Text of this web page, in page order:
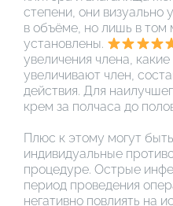
степени, они визуально
в объёме, но лишь в том
установлены.
увеличения члена,
увеличивают член,
действия. Для
крем за полчаса до
Плюс к этому могут
индивидуальные
процедуре. Острые
период проведения
негативно повлиять на